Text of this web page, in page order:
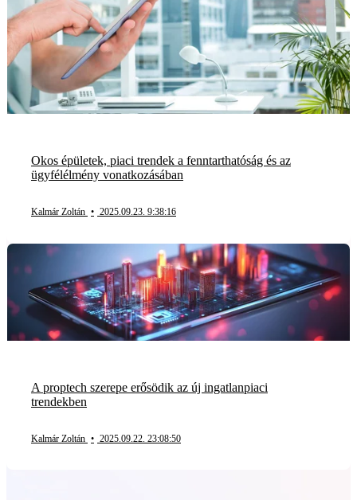
Okos épületek, piaci trendek a fenntarthatóság és az
ügyfélélmény vonatkozásában
Kalmár Zoltán • 2025.09.23. 9:38:16
A proptech szerepe erősödik az új ingatlanpiaci
trendekben
Kalmár Zoltán • 2025.09.22. 23:08:50